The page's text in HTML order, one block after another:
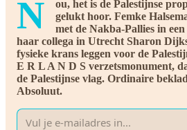
N
ou, het is de Palestijnse
gelukt hoor. Femke
met de Nakba-Pallies in
haar collega in Utrecht Sharon
fysieke krans leggen voor de
E R L A N D S verzetsmonument,
de Palestijnse vlag. Ordinaire
Absoluut.